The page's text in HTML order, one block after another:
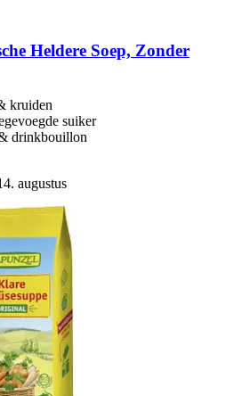
Heldere Soep, Zonder
kruiden
suiker
drinkbouillon
augustus